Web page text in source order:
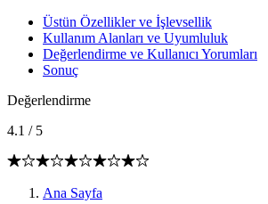
Üstün Özellikler ve İşlevsellik
Kullanım Alanları ve Uyumluluk
Değerlendirme ve Kullanıcı Yorumları
Sonuç
Değerlendirme
4.1 / 5
Ana Sayfa